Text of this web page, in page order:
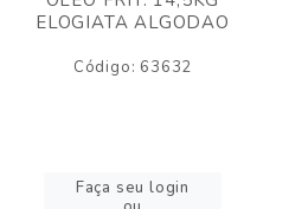
ELOGIATA ALGODAO
Código: 63632
Faça seu login